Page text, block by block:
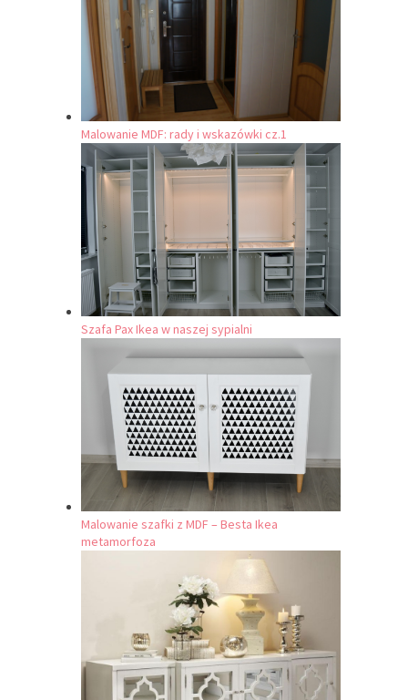
Malowanie MDF: rady i wskazówki cz.1
Szafa Pax Ikea w naszej sypialni
Malowanie szafki z MDF – Besta Ikea
metamorfoza